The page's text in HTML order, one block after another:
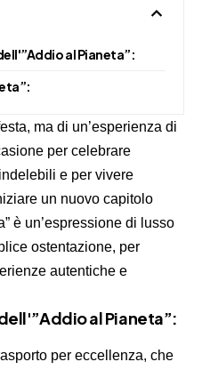
al Pianeta”:
ma di un’esperienza di
per celebrare
e per vivere
un nuovo capitolo
è un’espressione di lusso
ostentazione, per
autentiche e
al Pianeta”:
per eccellenza, che